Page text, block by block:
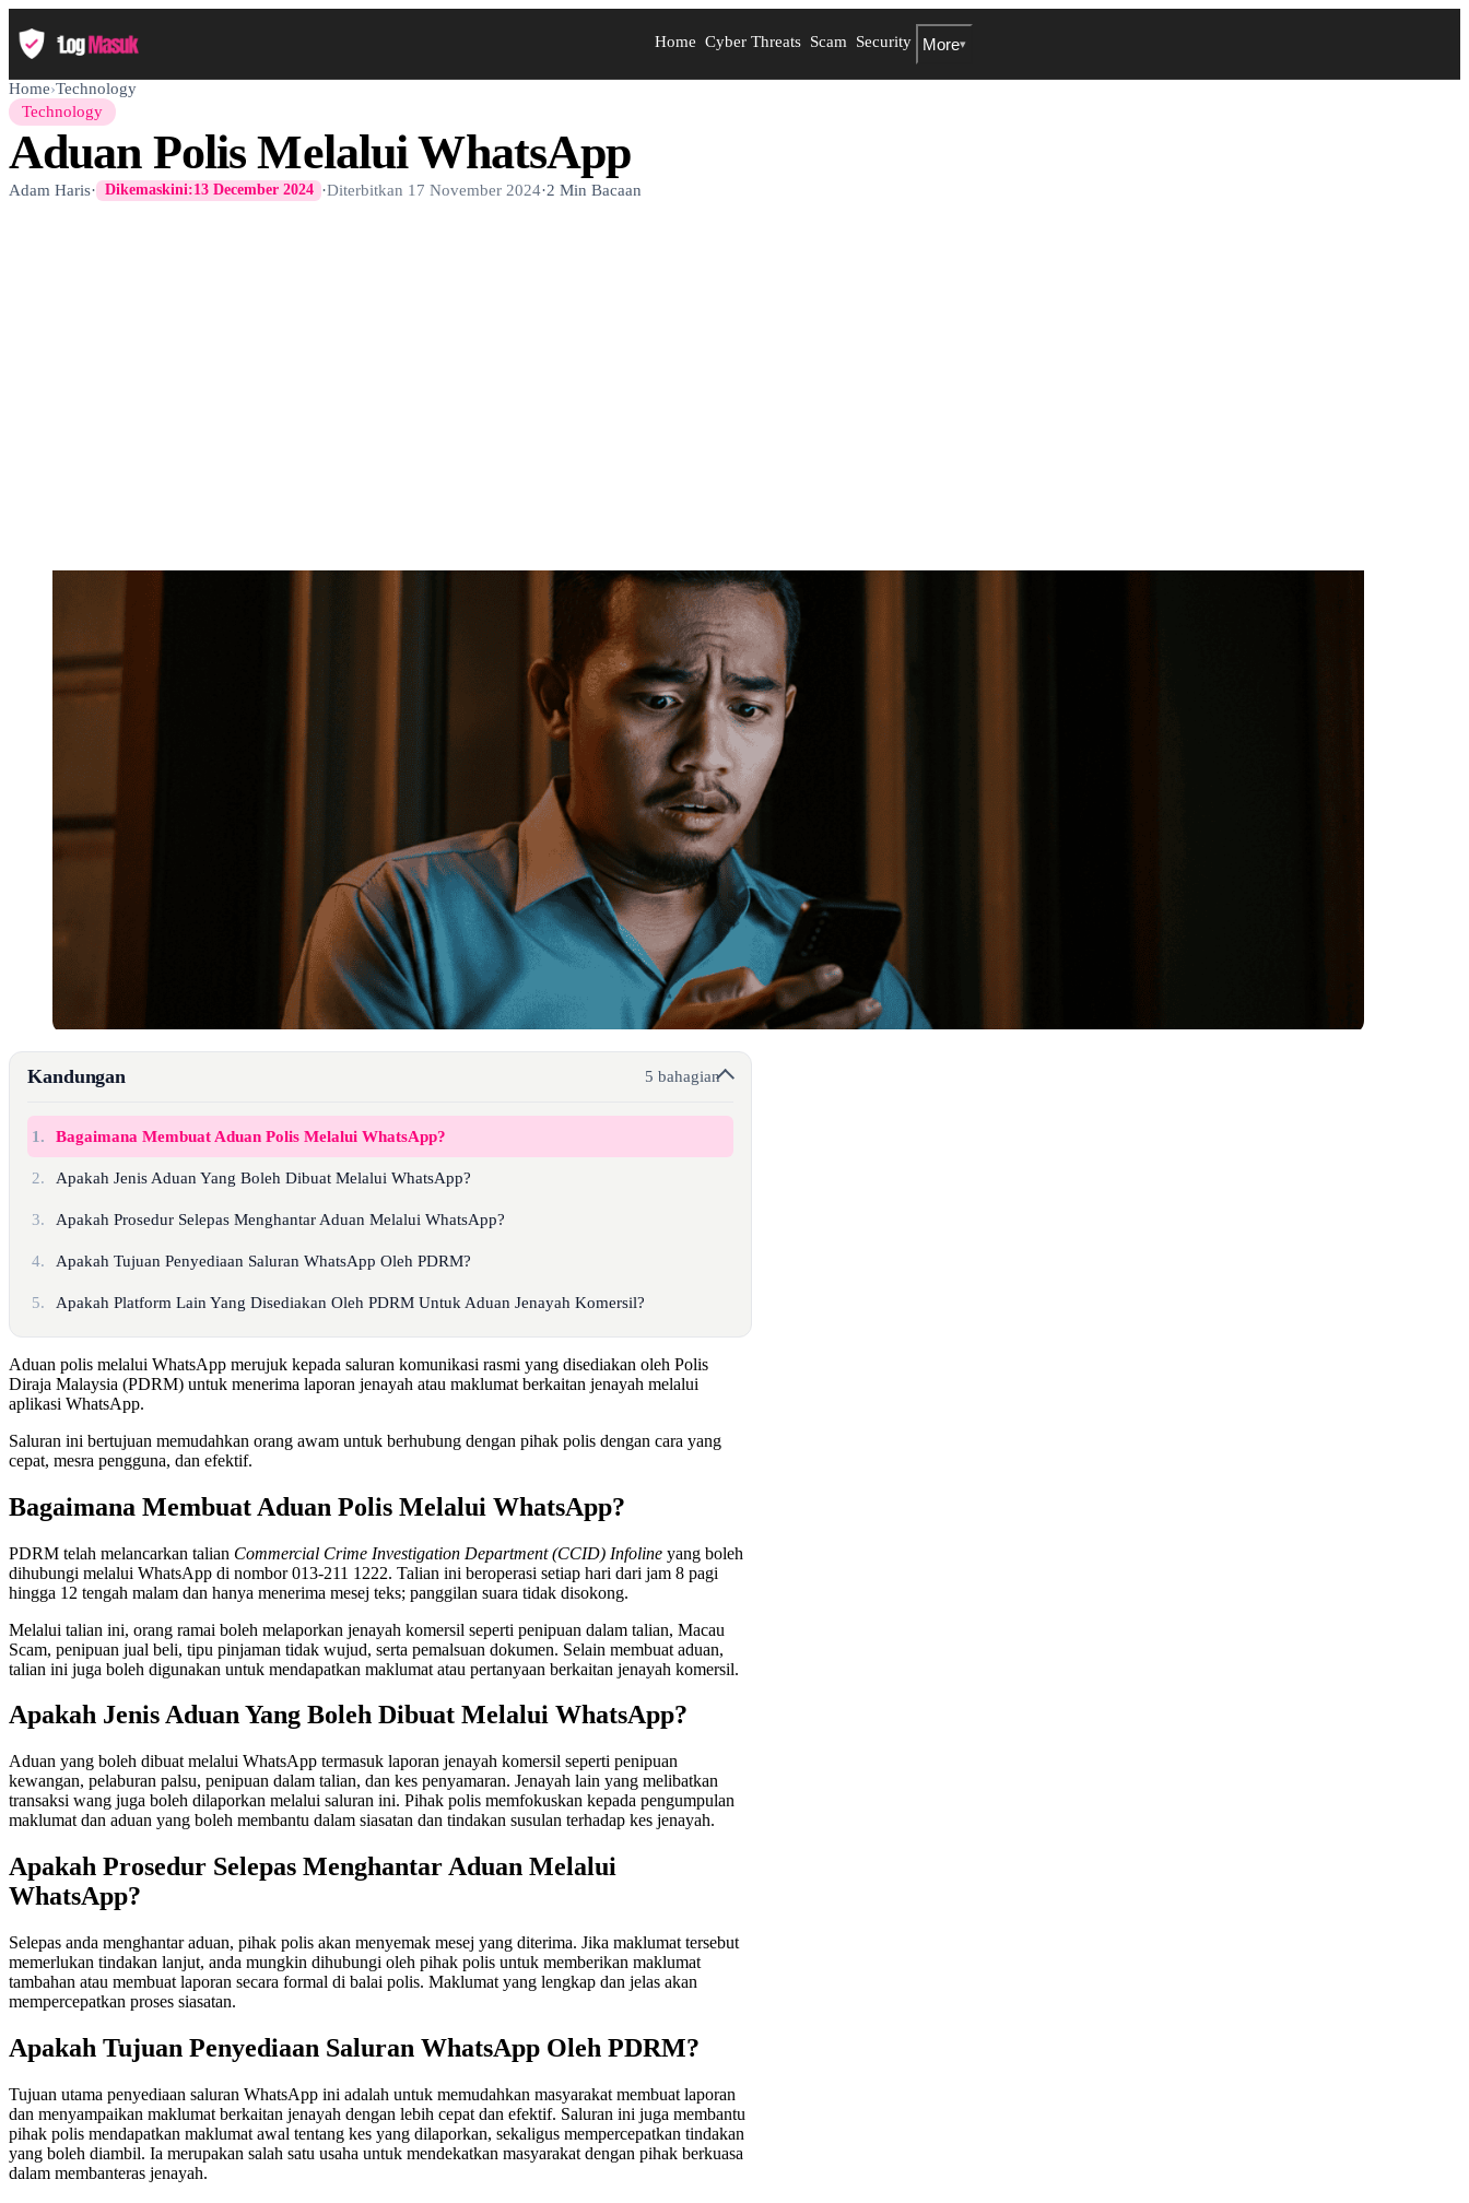
Home Cyber Threats Scam Security More▾
Home›Technology
Technology
Aduan Polis Melalui WhatsApp
Adam Haris· Dikemaskini:13 December 2024 ·Diterbitkan 17 November 2024·2 Min Bacaan
Kandungan 5 bahagian
1. Bagaimana Membuat Aduan Polis Melalui WhatsApp?
2. Apakah Jenis Aduan Yang Boleh Dibuat Melalui WhatsApp?
3. Apakah Prosedur Selepas Menghantar Aduan Melalui WhatsApp?
4. Apakah Tujuan Penyediaan Saluran WhatsApp Oleh PDRM?
5. Apakah Platform Lain Yang Disediakan Oleh PDRM Untuk Aduan Jenayah Komersil?
Aduan polis melalui WhatsApp merujuk kepada saluran komunikasi rasmi yang disediakan oleh Polis
Diraja Malaysia (PDRM) untuk menerima laporan jenayah atau maklumat berkaitan jenayah melalui
aplikasi WhatsApp.
Saluran ini bertujuan memudahkan orang awam untuk berhubung dengan pihak polis dengan cara yang
cepat, mesra pengguna, dan efektif.
Bagaimana Membuat Aduan Polis Melalui WhatsApp?
PDRM telah melancarkan talian Commercial Crime Investigation Department (CCID) Infoline yang boleh
dihubungi melalui WhatsApp di nombor 013-211 1222. Talian ini beroperasi setiap hari dari jam 8 pagi
hingga 12 tengah malam dan hanya menerima mesej teks; panggilan suara tidak disokong.
Melalui talian ini, orang ramai boleh melaporkan jenayah komersil seperti penipuan dalam talian, Macau
Scam, penipuan jual beli, tipu pinjaman tidak wujud, serta pemalsuan dokumen. Selain membuat aduan,
talian ini juga boleh digunakan untuk mendapatkan maklumat atau pertanyaan berkaitan jenayah komersil.
Apakah Jenis Aduan Yang Boleh Dibuat Melalui WhatsApp?
Aduan yang boleh dibuat melalui WhatsApp termasuk laporan jenayah komersil seperti penipuan
kewangan, pelaburan palsu, penipuan dalam talian, dan kes penyamaran. Jenayah lain yang melibatkan
transaksi wang juga boleh dilaporkan melalui saluran ini. Pihak polis memfokuskan kepada pengumpulan
maklumat dan aduan yang boleh membantu dalam siasatan dan tindakan susulan terhadap kes jenayah.
Apakah Prosedur Selepas Menghantar Aduan Melalui
WhatsApp?
Selepas anda menghantar aduan, pihak polis akan menyemak mesej yang diterima. Jika maklumat tersebut
memerlukan tindakan lanjut, anda mungkin dihubungi oleh pihak polis untuk memberikan maklumat
tambahan atau membuat laporan secara formal di balai polis. Maklumat yang lengkap dan jelas akan
mempercepatkan proses siasatan.
Apakah Tujuan Penyediaan Saluran WhatsApp Oleh PDRM?
Tujuan utama penyediaan saluran WhatsApp ini adalah untuk memudahkan masyarakat membuat laporan
dan menyampaikan maklumat berkaitan jenayah dengan lebih cepat dan efektif. Saluran ini juga membantu
pihak polis mendapatkan maklumat awal tentang kes yang dilaporkan, sekaligus mempercepatkan tindakan
yang boleh diambil. Ia merupakan salah satu usaha untuk mendekatkan masyarakat dengan pihak berkuasa
dalam membanteras jenayah.